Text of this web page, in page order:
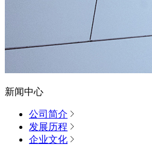
新闻中心
公司简介
发展历程
企业文化